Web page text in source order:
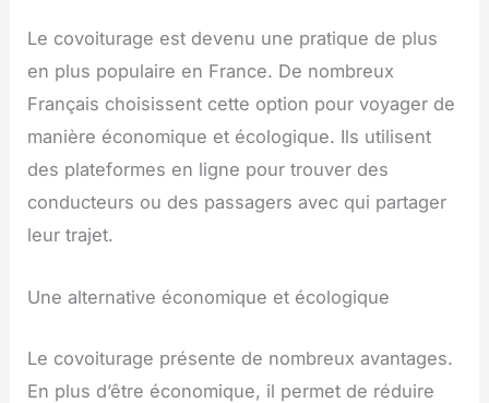
Le covoiturage est devenu une pratique de plus
en plus populaire en France. De nombreux
Français choisissent cette option pour voyager de
manière économique et écologique. Ils utilisent
des plateformes en ligne pour trouver des
conducteurs ou des passagers avec qui partager
leur trajet.
Une alternative économique et écologique
Le covoiturage présente de nombreux avantages.
En plus d’être économique, il permet de réduire